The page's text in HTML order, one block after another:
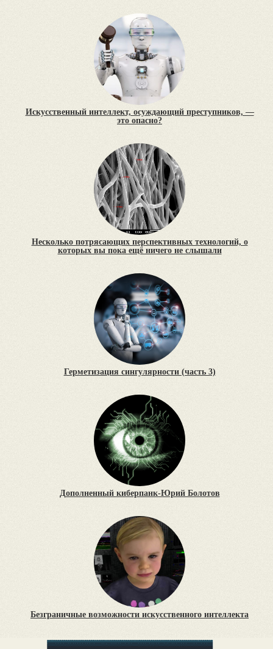
Искусственный интеллект, осуждающий преступников, —
это опасно?
Несколько потрясающих перспективных технологий, о
которых вы пока ещё ничего не слышали
Герметизация сингулярности (часть 3)
Дополненный киберпанк-Юрий Болотов
Безграничные возможности искусственного интеллекта